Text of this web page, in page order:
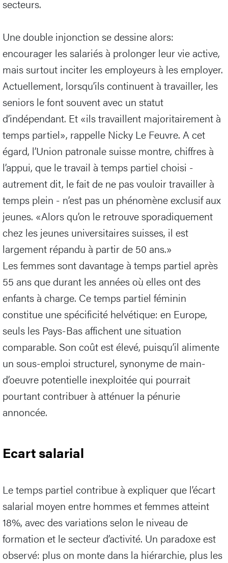
secteurs.
Une double injonction se dessine alors:
encourager les salariés à prolonger leur vie active,
mais surtout inciter les employeurs à les employer.
Actuellement, lorsqu’ils continuent à travailler, les
seniors le font souvent avec un statut
d’indépendant. Et «ils travaillent majoritairement à
temps partiel», rappelle Nicky Le Feuvre. A cet
égard, l’Union patronale suisse montre, chiffres à
l’appui, que le travail à temps partiel choisi -
autrement dit, le fait de ne pas vouloir travailler à
temps plein - n’est pas un phénomène exclusif aux
jeunes. «Alors qu’on le retrouve sporadiquement
chez les jeunes universitaires suisses, il est
largement répandu à partir de 50 ans.»
Les femmes sont davantage à temps partiel après
55 ans que durant les années où elles ont des
enfants à charge. Ce temps partiel féminin
constitue une spécificité helvétique: en Europe,
seuls les Pays-Bas affichent une situation
comparable. Son coût est élevé, puisqu’il alimente
un sous-emploi structurel, synonyme de main-
d’oeuvre potentielle inexploitée qui pourrait
pourtant contribuer à atténuer la pénurie
annoncée.
Ecart salarial
Le temps partiel contribue à expliquer que l’écart
salarial moyen entre hommes et femmes atteint
18%, avec des variations selon le niveau de
formation et le secteur d’activité. Un paradoxe est
observé: plus on monte dans la hiérarchie, plus les